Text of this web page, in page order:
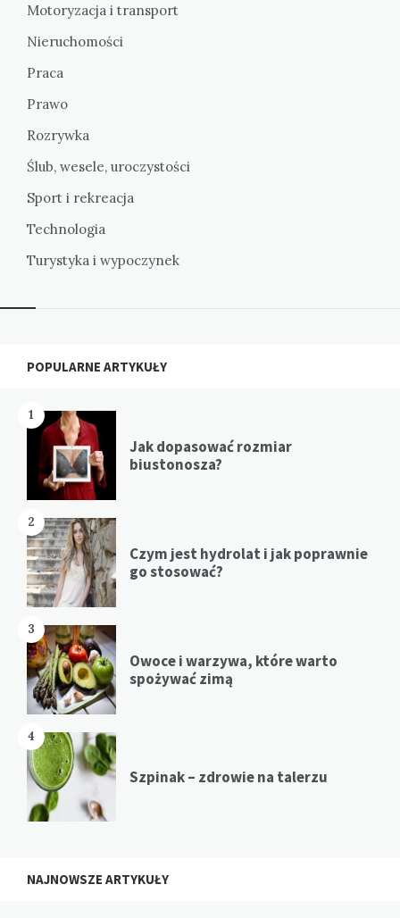
Motoryzacja i transport
Nieruchomości
Praca
Prawo
Rozrywka
Ślub, wesele, uroczystości
Sport i rekreacja
Technologia
Turystyka i wypoczynek
Widgets
POPULARNE ARTYKUŁY
1
Jak dopasować rozmiar
biustonosza?
2
Czym jest hydrolat i jak poprawnie
go stosować?
3
Owoce i warzywa, które warto
spożywać zimą
4
Szpinak – zdrowie na talerzu
NAJNOWSZE ARTYKUŁY